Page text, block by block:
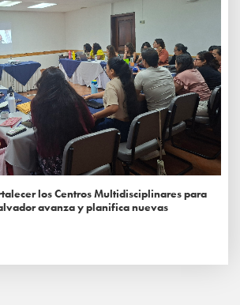
los Centros Multidisciplinares para
avanza y planifica nuevas